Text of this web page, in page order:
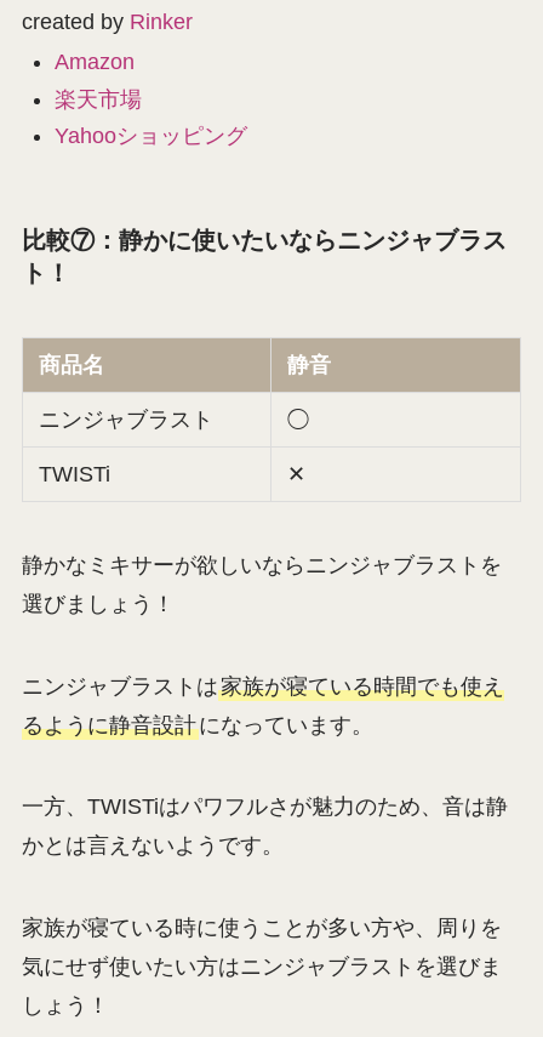
created by Rinker
Amazon
楽天市場
Yahooショッピング
比較⑦：静かに使いたいならニンジャブラス
ト！
商品名 静音
ニンジャブラスト ◯
TWISTi ✕
静かなミキサーが欲しいならニンジャブラストを
選びましょう！
ニンジャブラストは家族が寝ている時間でも使え
るように静音設計になっています。
一方、TWISTiはパワフルさが魅力のため、音は静
かとは言えないようです。
家族が寝ている時に使うことが多い方や、周りを
気にせず使いたい方はニンジャブラストを選びま
しょう！